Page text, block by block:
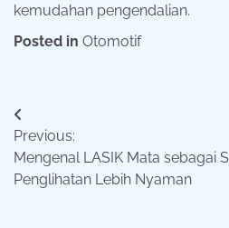
kemudahan pengendalian.
Posted in Otomotif
Navigasi
pos
Previous:
Mengenal LASIK Mata sebagai
Penglihatan Lebih Nyaman